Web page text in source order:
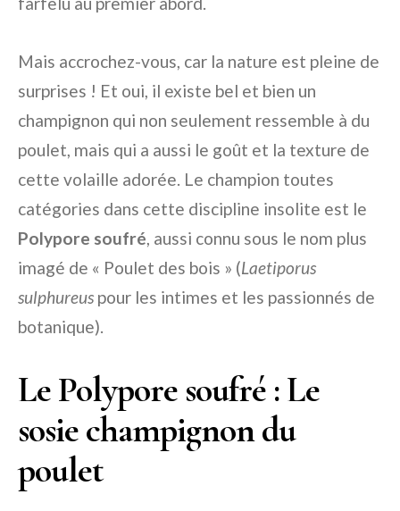
Mais accrochez-vous, car la nature est pleine de
surprises ! Et oui, il existe bel et bien un
champignon qui non seulement ressemble à du
poulet, mais qui a aussi le goût et la texture de
cette volaille adorée. Le champion toutes
catégories dans cette discipline insolite est le
Polypore soufré, aussi connu sous le nom plus
imagé de « Poulet des bois » (Laetiporus
sulphureus pour les intimes et les passionnés de
botanique).
Le Polypore soufré : Le
sosie champignon du
poulet